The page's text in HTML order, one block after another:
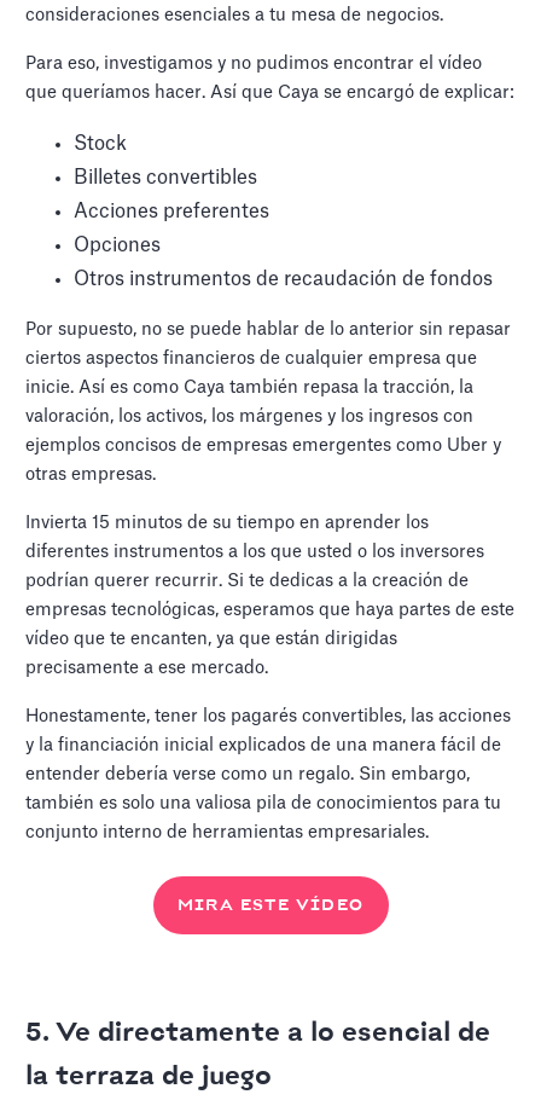
consideraciones esenciales a tu mesa de negocios.
Para eso, investigamos y no pudimos encontrar el vídeo
que queríamos hacer. Así que Caya se encargó de explicar:
Stock
Billetes convertibles
Acciones preferentes
Opciones
Otros instrumentos de recaudación de fondos
Por supuesto, no se puede hablar de lo anterior sin repasar
ciertos aspectos financieros de cualquier empresa que
inicie. Así es como Caya también repasa la tracción, la
valoración, los activos, los márgenes y los ingresos con
ejemplos concisos de empresas emergentes como Uber y
otras empresas.
Invierta 15 minutos de su tiempo en aprender los
diferentes instrumentos a los que usted o los inversores
podrían querer recurrir. Si te dedicas a la creación de
empresas tecnológicas, esperamos que haya partes de este
vídeo que te encanten, ya que están dirigidas
precisamente a ese mercado.
Honestamente, tener los pagarés convertibles, las acciones
y la financiación inicial explicados de una manera fácil de
entender debería verse como un regalo. Sin embargo,
también es solo una valiosa pila de conocimientos para tu
conjunto interno de herramientas empresariales.
MIRA ESTE VÍDEO
5. Ve directamente a lo esencial de
la terraza de juego